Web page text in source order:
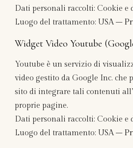
Dati personali raccolti: Cookie e
Luogo del trattamento: USA –
Widget Video Youtube
Youtube è un servizio di
video gestito da Google Inc. che
sito di integrare tali contenuti
proprie pagine.
Dati personali raccolti: Cookie e
Luogo del trattamento: USA –